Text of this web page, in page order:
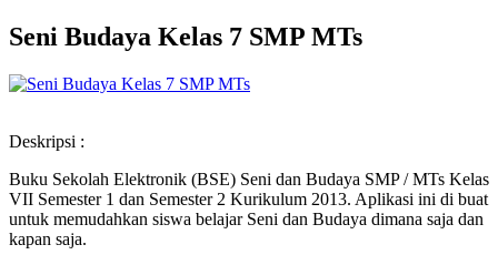
Seni Budaya Kelas 7 SMP MTs
Deskripsi :
Buku Sekolah Elektronik (BSE) Seni dan Budaya SMP / MTs Kelas
VII Semester 1 dan Semester 2 Kurikulum 2013. Aplikasi ini di buat
untuk memudahkan siswa belajar Seni dan Budaya dimana saja dan
kapan saja.